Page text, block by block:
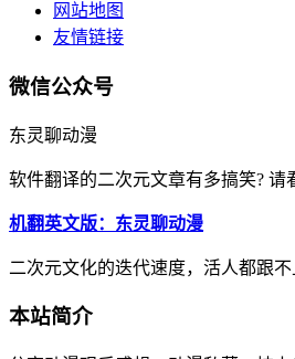
网站地图
友情链接
微信公众号
东灵聊动漫
软件翻译的二次元文章有多搞笑? 请
机翻英文版：东灵聊动漫
二次元文化的迭代速度，活人都跟
本站简介